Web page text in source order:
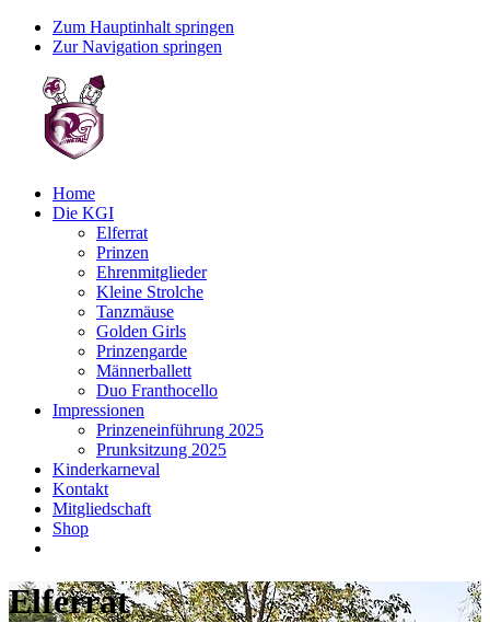
Zum Hauptinhalt springen
Zur Navigation springen
Home
Die KGI
Elferrat
Prinzen
Ehrenmitglieder
Kleine Strolche
Tanzmäuse
Golden Girls
Prinzengarde
Männerballett
Duo Franthocello
Impressionen
Prinzeneinführung 2025
Prunksitzung 2025
Kinderkarneval
Kontakt
Mitgliedschaft
Shop
Elferrat